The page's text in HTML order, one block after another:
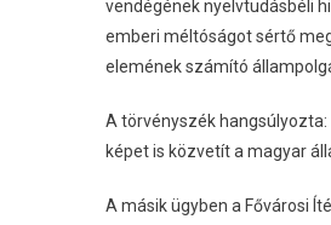
vendégének nyelvtudásbéli
emberi méltóságot sértő
elemének számító
A törvényszék
képet is közvetít a magyar
A másik ügyben a Fővárosi